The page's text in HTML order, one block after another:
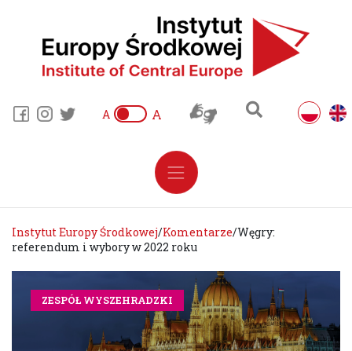
A A
Instytut Europy Środkowej/Komentarze/Węgry:
referendum i wybory w 2022 roku
ZESPÓŁ WYSZEHRADZKI